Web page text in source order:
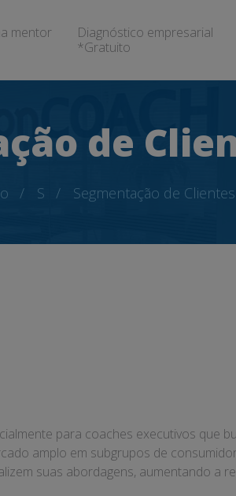
mentor
Diagnóstico empresarial
*Gratuito
de
S Segmentação de Clientes
para coaches executivos que
amplo em subgrupos de
suas abordagens, aumentando a